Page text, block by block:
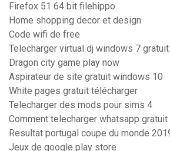
Firefox 51 64 bit filehippo
Home shopping decor et design
Code wifi de free
Telecharger virtual dj windows 7 gratuit
Dragon city game play now
Aspirateur de site gratuit windows 10
White pages gratuit télécharger
Telecharger des mods pour sims 4
Comment telecharger whatsapp
Resultat portugal coupe du monde
Jeux de google play store